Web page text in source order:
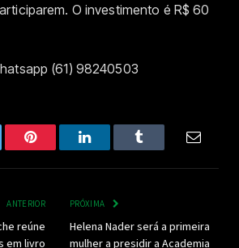
O investimento é R$ 60
(61) 98240503
Pinterest LinkedInTumblr
ANTERIOR
reúne
em livro
PRÓXIMA
Helena Nader será a primeira
mulher a presidir a Academia